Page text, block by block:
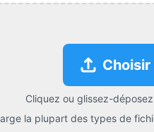
Cliquez ou glissez-
la plupart des types de